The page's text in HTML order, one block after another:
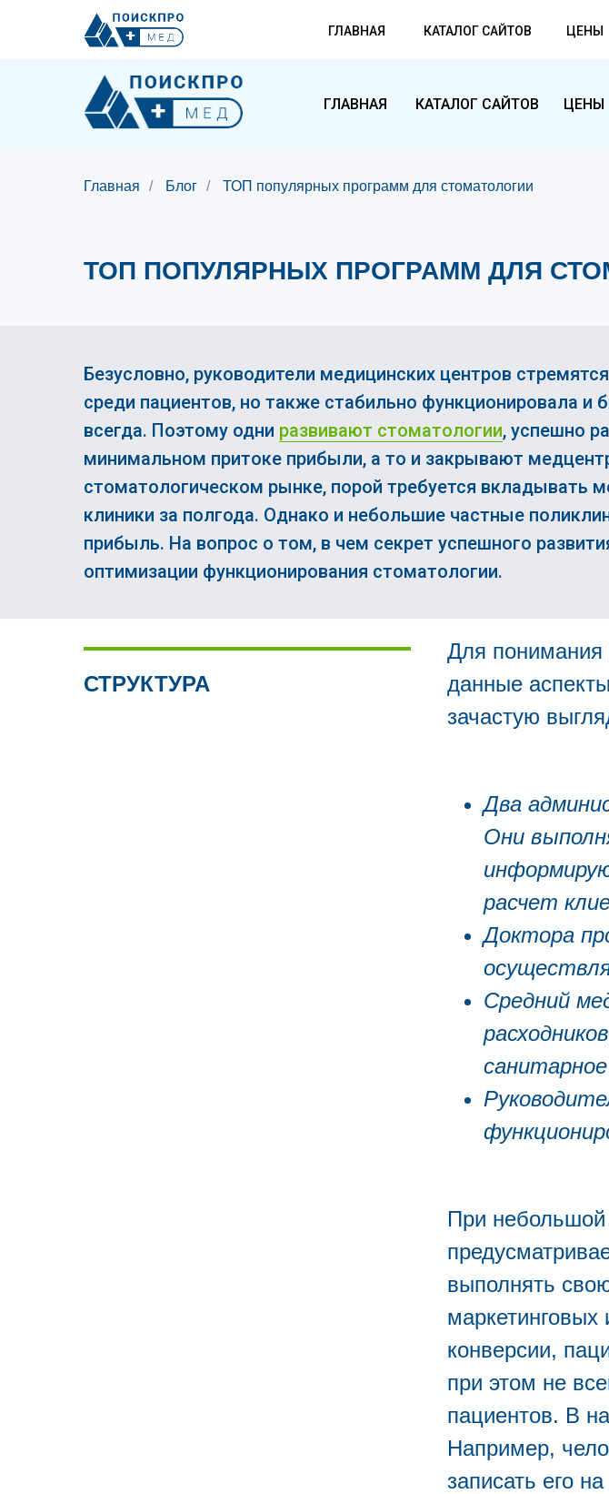
ГЛАВНАЯ КАТАЛОГ САЙТОВ ЦЕНЫ
ГЛАВНАЯ КАТАЛОГ САЙТОВ ЦЕНЫ
Главная / Блог / ТОП популярных программ для стоматологии
ТОП ПОПУЛЯРНЫХ ПРОГРАММ ДЛЯ
Безусловно, руководители медицинских центров
среди пациентов, но также стабильно функционировала и
всегда. Поэтому одни развивают стоматологии, успешно
минимальном притоке прибыли, а то и закрывают
стоматологическом рынке, порой требуется
клиники за полгода. Однако и небольшие частные
прибыль. На вопрос о том, в чем секрет успешного
оптимизации функционирования стоматологии.
СТРУКТУРА
Для понимания
данные
зачастую
Два
Они
расчет
Доктора
Средний
При небольшой
выполнять
конверсии,
при этом не
пациентов. В
Например,
записать его